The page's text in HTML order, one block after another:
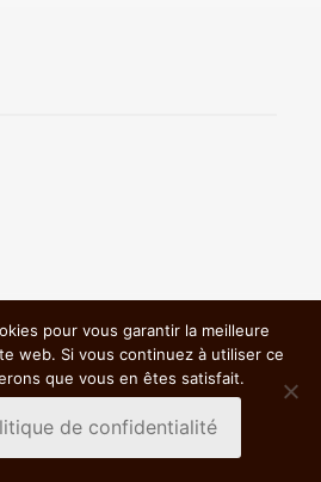
Nuelles | Mentions légales &
de confidentialité|
pour vous garantir la meilleure
web. Si vous continuez à utiliser ce
que vous en êtes satisfait.
de confidentialité